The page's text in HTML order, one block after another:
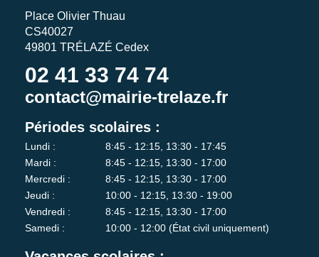
Place Olivier Thuau
CS40027
49801 TRÉLAZÉ Cedex
02 41 33 74 74
contact@mairie-trelaze.fr
Périodes scolaires :
Lundi :
8:45 - 12:15, 13:30 - 17:45
Mardi :
8:45 - 12:15, 13:30 - 17:00
Mercredi :
8:45 - 12:15, 13:30 - 17:00
Jeudi :
10:00 - 12:15, 13:30 - 19:00
Vendredi :
8:45 - 12:15, 13:30 - 17:00
Samedi :
10:00 - 12:00 (État civil uniquement)